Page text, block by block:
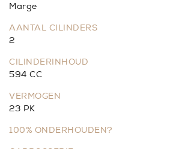
Marge
AANTAL CILINDERS
2
CILINDERINHOUD
594 CC
VERMOGEN
23 PK
100% ONDERHOUDEN?